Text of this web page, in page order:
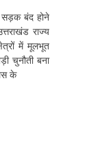
सड़क बंद होने
राज्य
में मूलभूत
चुनौती बना
के